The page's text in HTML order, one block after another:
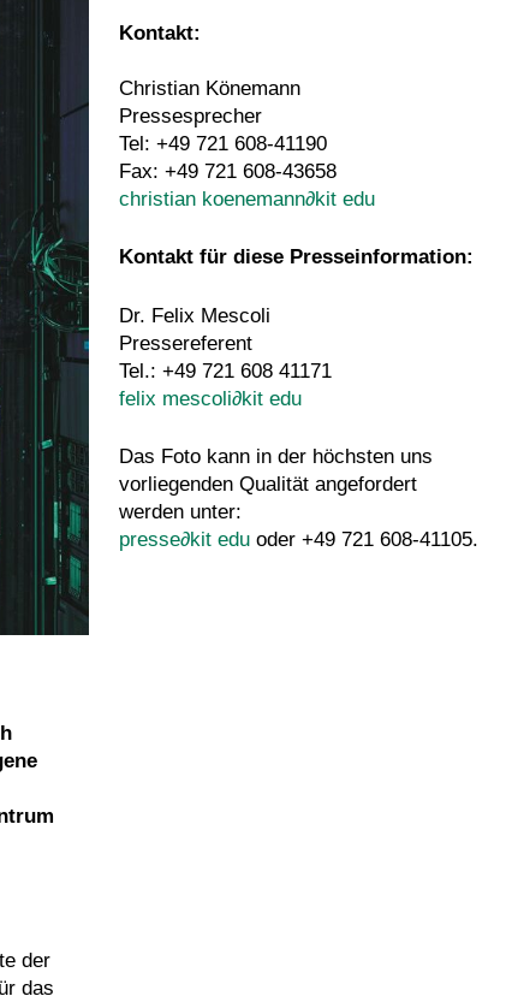
der
das
Kontakt:
Christian Könemann
Pressesprecher
Tel: +49 721 608-41190
Fax: +49 721 608-43658
christian koenemann∂kit edu
Kontakt für diese Presseinformation:
Dr. Felix Mescoli
Pressereferent
Tel.: +49 721 608 41171
felix mescoli∂kit edu
Das Foto kann in der höchsten uns
vorliegenden Qualität angefordert
werden unter:
presse∂kit edu oder +49 721 608-41105.